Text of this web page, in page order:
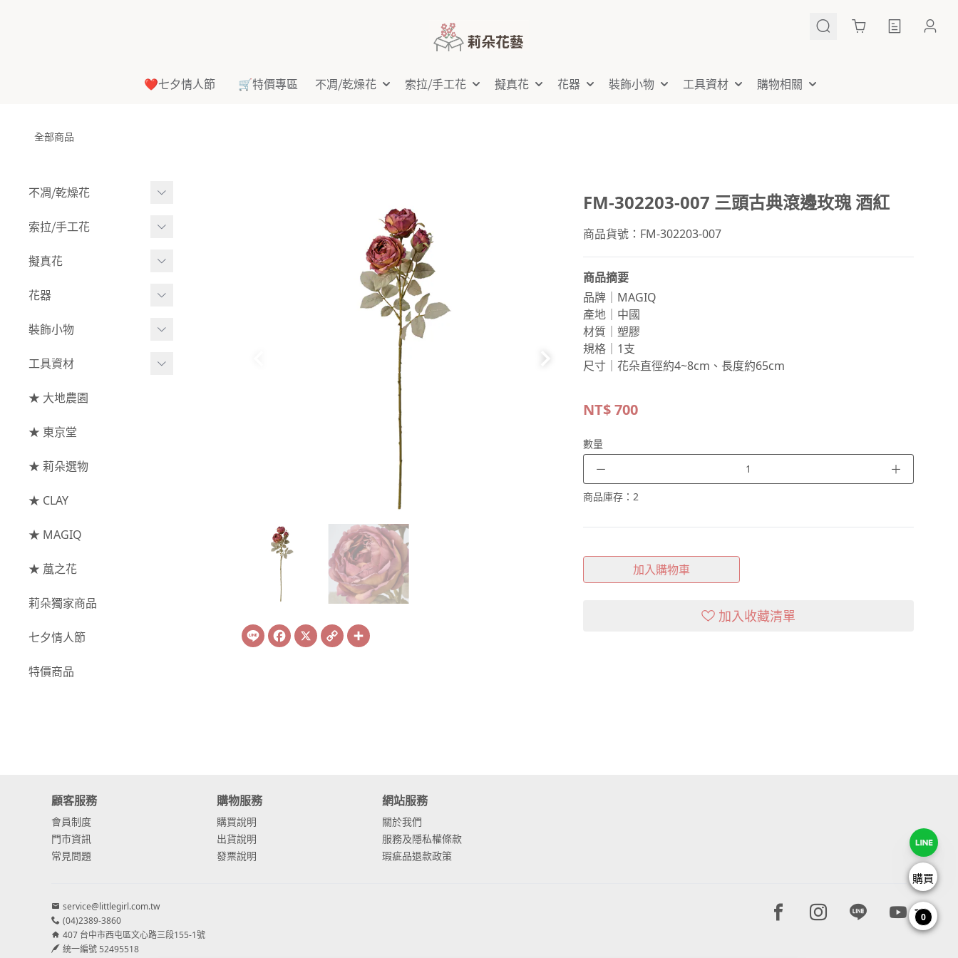
Cart
❤️七夕情人節 🛒特價專區 不凋⧸乾燥花 索拉⧸手工花 擬真花 花器 裝飾小物 工具資材 購物相關
全部商品
不凋⧸乾燥花
多色組合
- 其他
玫瑰
大玫瑰
- 迷你玫瑰
- 庭園玫瑰
- 其他玫瑰
主花
菊花
-
蘭花⧸大理花
康乃馨
- 日本繡球花
- 重瓣繡球花
- 其他繡球花
- 滿天星⧸木滿天星
- 黑種草⧸東方黑種
索拉⧸手工花
索拉花(有花莖)
- 莉朵獨家水染
- 大地農園
索拉花(僅花頭)
原色
擬真花
盆栽⧸成品
綜合花束
葉材⧸藤蔓
枝條
果實
花器
小型花器
中大型花器
捧花架⧸吊架
藤圈⧸注連繩
提籃
裝飾小物
裝飾⧸擺飾
花插
工具資材
工具⧸型錄
資材
★ 大地農園
★ 東京堂
★ 莉朵選物
★ CLAY
★ MAGIQ
★ 葻之花
莉朵獨家商品
七夕情人節
特價商品
Line Facebook
X Copy
Link
FM-302203-007 三頭古典滾邊玫瑰 酒紅
商品貨號：FM-302203-007
商品摘要
品牌｜MAGIQ
產地｜中國
材質｜塑膠
規格｜1支
尺寸｜花朵直徑約4~8cm、長度約65cm
NT$700
數量
－ ＋
商品庫存： 2
加入購物車
加入收藏清單
顧客服務
會員制度
門市資訊
常見問題
購物服務
購買說明
出貨說明
發票說明
網站服務
關於我們
服務及隱私權條款
瑕疵品退款政策
service@littlegirl.com.tw
(04)2389-3860
407 台中市西屯區文心路三段155-1號
統一編號 52495518
Facebook page
Instagram page
Line pageYoutube
購買
0